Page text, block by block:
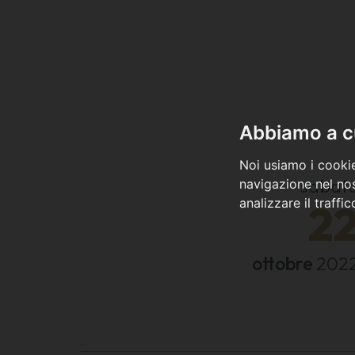
Abbiamo a
Noi usiamo i
navigazione nel
analizzare il
ottobre